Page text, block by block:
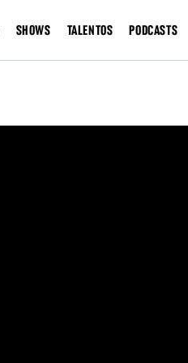
SHOWS TALENTOS PODCASTS